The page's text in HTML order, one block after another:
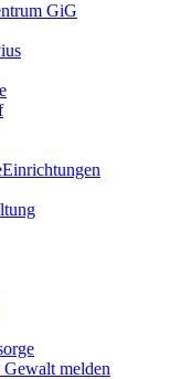
GiG
­­Einrichtungen
Gewalt melden